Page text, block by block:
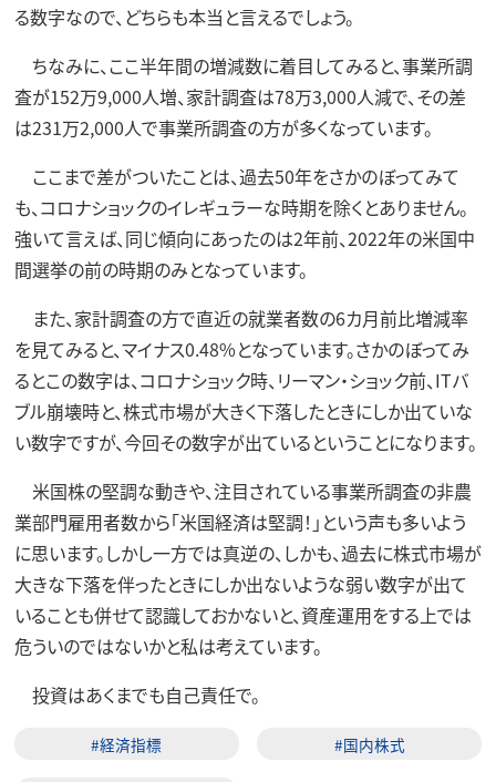
る数字なので、どちらも本当と言えるでしょう。
ちなみに、ここ半年間の増減数に着目してみると、事業所調
査が152万9,000人増、家計調査は78万3,000人減で、その差
は231万2,000人で事業所調査の方が多くなっています。
ここまで差がついたことは、過去50年をさかのぼってみて
も、コロナショックのイレギュラーな時期を除くとありません。
強いて言えば、同じ傾向にあったのは2年前、2022年の米国中
間選挙の前の時期のみとなっています。
また、家計調査の方で直近の就業者数の6カ月前比増減率
を見てみると、マイナス0.48%となっています。さかのぼってみ
るとこの数字は、コロナショック時、リーマン・ショック前、ITバ
ブル崩壊時と、株式市場が大きく下落したときにしか出ていな
い数字ですが、今回その数字が出ているということになります。
米国株の堅調な動きや、注目されている事業所調査の非農
業部門雇用者数から「米国経済は堅調！」という声も多いよう
に思います。しかし一方では真逆の、しかも、過去に株式市場が
大きな下落を伴ったときにしか出ないような弱い数字が出て
いることも併せて認識しておかないと、資産運用をする上では
危ういのではないかと私は考えています。
投資はあくまでも自己責任で。
#経済指標 #国内株式